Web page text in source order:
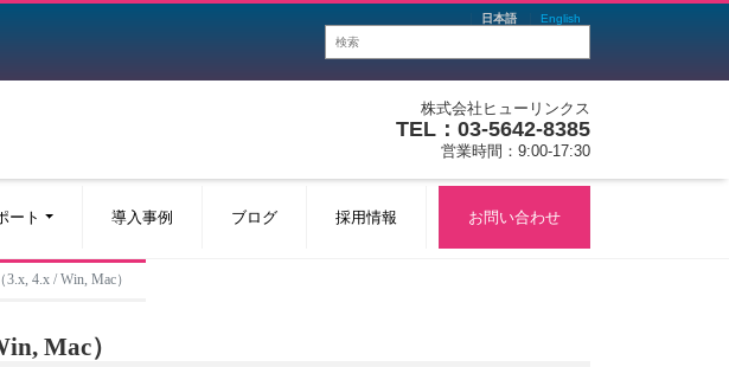
日本語 English
株式会社ヒューリンクス
TEL：03-5642-8385
営業時間：9:00-17:30
ート 導入事例 ブログ 採用情報 お問い合わせ
4.x / Win, Mac）
Mac）